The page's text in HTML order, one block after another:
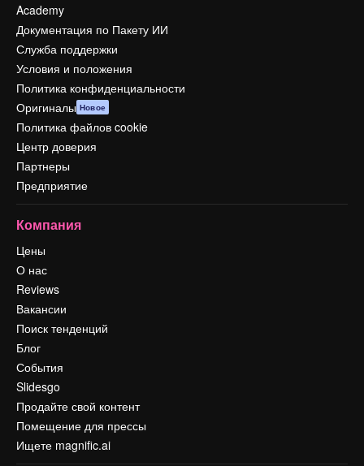
Academy
Документация по Пакету ИИ
Служба поддержки
Условия и положения
Политика конфиденциальности
Оригиналы Новое
Политика файлов cookie
Центр доверия
Партнеры
Предприятие
Компания
Цены
О нас
Reviews
Вакансии
Поиск тенденций
Блог
События
Slidesgo
Продайте свой контент
Помещение для прессы
Ищете magnific.ai